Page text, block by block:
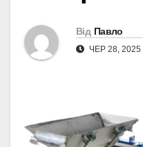
Від Павло
ЧЕР 28, 2025